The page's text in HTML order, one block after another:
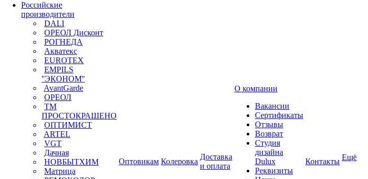
Российские
производители
DALI
ОРЕОЛ Дисконт
РОГНЕДА
Акватекс
EUROTEX
EMPILS
''ЭКОНОМ''
AvantGarde
ОРЕОЛ
ТМ
ПРОСТОКРАШЕНО
ОПТИМИСТ
ARTEL
VGT
Дачная
НОВБЫТХИМ
Матрица
Оптовикам Колеровка
Доставка
и оплата
О компании
Вакансии
Сертификаты
Отзывы
Возврат
Студия
дизайна
Dulux
Реквизиты
Контакты Ещё